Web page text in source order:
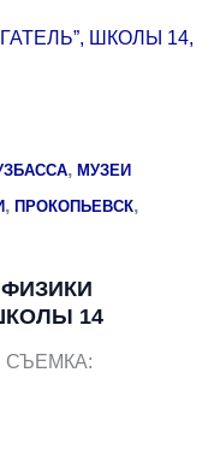
,МУЗЕИ
,ПРОКОПЬЕВСК,
14
СЪЕМКА: